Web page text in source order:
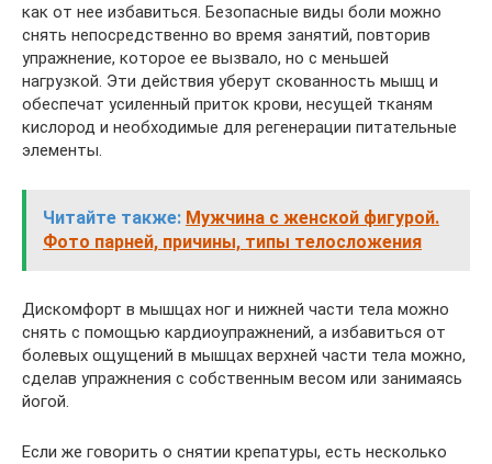
как от нее избавиться. Безопасные виды боли можно
снять непосредственно во время занятий, повторив
упражнение, которое ее вызвало, но с меньшей
нагрузкой. Эти действия уберут скованность мышц и
обеспечат усиленный приток крови, несущей тканям
кислород и необходимые для регенерации питательные
элементы.
Читайте также: Мужчина с женской фигурой.
Фото парней, причины, типы телосложения
Дискомфорт в мышцах ног и нижней части тела можно
снять с помощью кардиоупражнений, а избавиться от
болевых ощущений в мышцах верхней части тела можно,
сделав упражнения с собственным весом или занимаясь
йогой.
Если же говорить о снятии крепатуры, есть несколько